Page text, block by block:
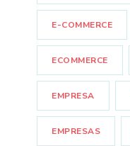
E-COMMERCE
ECOMMERCE
EMPRESA
EMPRESAS